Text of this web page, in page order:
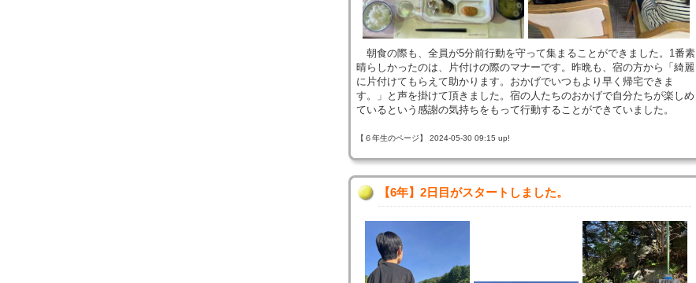
朝食の際も、全員が5分前行動を守って集まることができました。1番素
晴らしかったのは、片付けの際のマナーです。昨晩も、宿の方から「綺麗
に片付けてもらえて助かります。おかげでいつもより早く帰宅できま
す。」と声を掛けて頂きました。宿の人たちのおかげで自分たちが楽しめ
ているという感謝の気持ちをもって行動することができていました。
【６年生のページ】 2024-05-30 09:15 up!
【6年】2日目がスタートしました。